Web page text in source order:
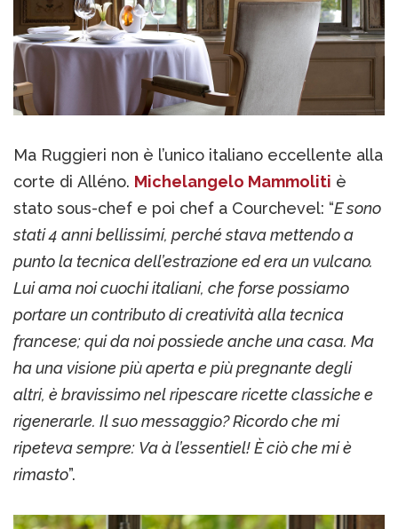
Ma Ruggieri non è l’unico italiano eccellente alla
corte di Alléno. Michelangelo Mammoliti è
stato sous-chef e poi chef a Courchevel: “E sono
stati 4 anni bellissimi, perché stava mettendo a
punto la tecnica dell’estrazione ed era un vulcano.
Lui ama noi cuochi italiani, che forse possiamo
portare un contributo di creatività alla tecnica
francese; qui da noi possiede anche una casa. Ma
ha una visione più aperta e più pregnante degli
altri, è bravissimo nel ripescare ricette classiche e
rigenerarle. Il suo messaggio? Ricordo che mi
ripeteva sempre: Va à l’essentiel! È ciò che mi è
rimasto”.